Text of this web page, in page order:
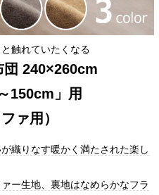
触れていたくなる
団 240×260cm
150cm」用
ァ用）
織りなす暖かく満たされた楽し
ー生地、裏地はなめらかなフラ